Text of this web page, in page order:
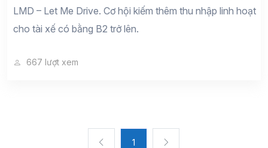
LMD – Let Me Drive. Cơ hội kiếm thêm thu nhập linh hoạt
cho tài xế có bằng B2 trở lên.
667 lượt xem
1